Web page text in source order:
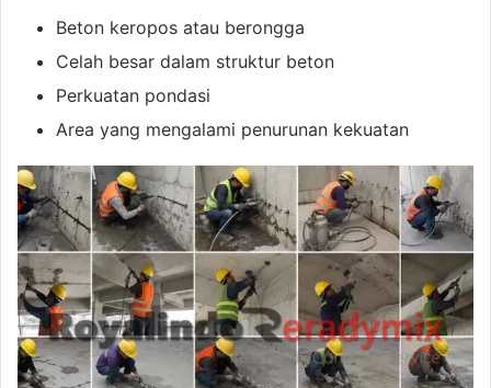
Beton keropos atau berongga
Celah besar dalam struktur beton
Perkuatan pondasi
Area yang mengalami penurunan kekuatan